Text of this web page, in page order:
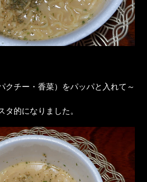
クチー・香菜）をパッパと入れて～
タ的になりました。